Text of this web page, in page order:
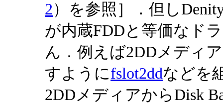
2）を参照］．但し
が内蔵FDDと等価なド
ん．例えば2DDメディ
すようにfslot2ddなどを
2DDメディアからDisk